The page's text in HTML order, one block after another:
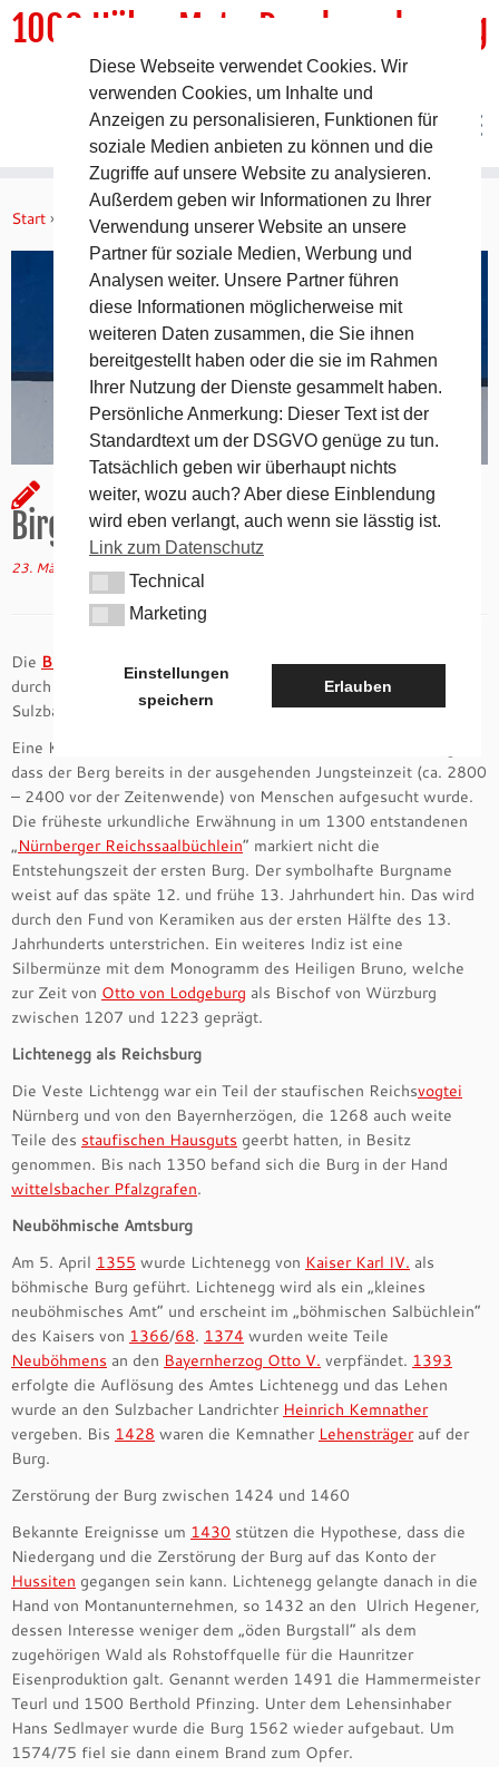
Inhalt
1000 HöhenMeterRundwanderweg
DER Rundwanderweg um Pommelsbrunn
Start » Allgemein » Burgruine Lichtenegg – Birglandtrail
Burgruine Lichtenegg –
Birglandtrail
23. März 2022in
Die Burgruine Lichtenegg Wiki-Eintragist länger!)
durch ihre grandiose Aussicht ein beliebtes Ausflugsziel für das
Sulzbacher und Hersbrucker Land.
Eine Kollektion an Funden der schnurkeramischen Kultur zeigen,
dass der Berg bereits in der ausgehenden Jungsteinzeit (ca. 2800
– 2400 vor der Zeitenwende) von Menschen aufgesucht wurde.
Die früheste urkundliche Erwähnung in um 1300 entstandenen
„Nürnberger Reichssaalbüchlein“ markiert nicht die
Entstehungszeit der ersten Burg. Der symbolhafte Burgname
weist auf das späte 12. und frühe 13. Jahrhundert hin. Das wird
durch den Fund von Keramiken aus der ersten Hälfte des 13.
Jahrhunderts unterstrichen. Ein weiteres Indiz ist eine
Silbermünze mit dem Monogramm des Heiligen Bruno, welche
zur Zeit von Otto von Lodgeburg als Bischof von Würzburg
zwischen 1207 und 1223 geprägt.
Lichtenegg als Reichsburg
Die Veste Lichtengg war ein Teil der staufischen Reichsvogtei
Nürnberg und von den Bayernherzögen, die 1268 auch weite
Teile des staufischen Hausguts geerbt hatten, in Besitz
genommen. Bis nach 1350 befand sich die Burg in der Hand
wittelsbacher Pfalzgrafen.
Neuböhmische Amtsburg
Am 5. April 1355 wurde Lichtenegg von Kaiser Karl IV. als
böhmische Burg geführt. Lichtenegg wird als ein „kleines
neuböhmisches Amt“ und erscheint im „böhmischen Salbüchlein“
des Kaisers von 1366/68. 1374 wurden weite Teile
Neuböhmens an den Bayernherzog Otto V. verpfändet. 1393
erfolgte die Auflösung des Amtes Lichtenegg und das Lehen
wurde an den Sulzbacher Landrichter Heinrich Kemnather
vergeben. Bis 1428 waren die Kemnather Lehensträgerauf der
Burg.
Zerstörung der Burg zwischen 1424 und 1460
Bekannte Ereignisse um 1430 stützen die Hypothese, dass die
Niedergang und die Zerstörung der Burg auf das Konto der
Hussiten gegangen sein kann. Lichtenegg gelangte danach in die
Hand von Montanunternehmen, so 1432 an den Ulrich Hegener,
dessen Interesse weniger dem „öden Burgstall“ als dem
zugehörigen Wald als Rohstoffquelle für die Haunritzer
Eisenproduktion galt. Genannt werden 1491 die Hammermeister
Teurl und 1500 Berthold Pfinzing. Unter dem Lehensinhaber
Hans Sedlmayer wurde die Burg 1562 wieder aufgebaut. Um
1574/75 fiel sie dann einem Brand zum Opfer.
Diese Webseite verwendet Cookies. Wir
verwenden Cookies, um Inhalte und
Anzeigen zu personalisieren, Funktionen für
soziale Medien anbieten zu können und die
Zugriffe auf unsere Website zu analysieren.
Außerdem geben wir Informationen zu Ihrer
Verwendung unserer Website an unsere
Partner für soziale Medien, Werbung und
Analysen weiter. Unsere Partner führen
diese Informationen möglicherweise mit
weiteren Daten zusammen, die Sie ihnen
bereitgestellt haben oder die sie im Rahmen
Ihrer Nutzung der Dienste gesammelt haben.
Persönliche Anmerkung: Dieser Text ist der
Standardtext um der DSGVO genüge zu tun.
Tatsächlich geben wir überhaupt nichts
weiter, wozu auch? Aber diese Einblendung
wird eben verlangt, auch wenn sie lässtig ist.
Link zum Datenschutz
TechnicalTechnical
MarketingMarketing
Einstellungen
speichern
Erlauben